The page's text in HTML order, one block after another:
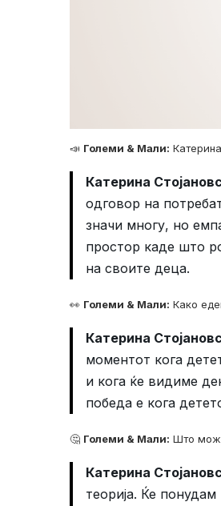
📣 Големи & Мали:
Катерина
одговор на
значи многу, но
простор каде што
на своите деца.
👀 Големи & Мали: Како
Катерина
моментот кога
и кога ќе видиме
победа е кога
🤔 Големи & Мали: Што
Катерина
теорија. Ќе